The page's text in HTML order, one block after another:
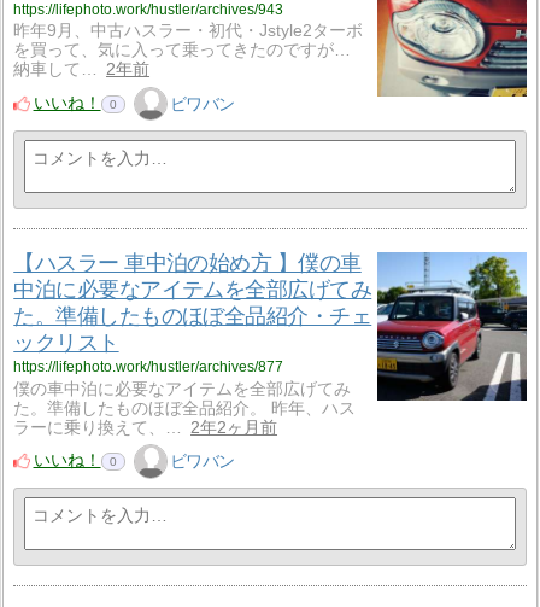
https://lifephoto.work/hustler/archives/943
昨年9月、中古ハスラー・初代・Jstyle2ターボ
を買って、気に入って乗ってきたのですが…
納車して…
2年前
いいね！
0 ビワバン
【ハスラー 車中泊の始め方 】僕の車
中泊に必要なアイテムを全部広げてみ
た。準備したものほぼ全品紹介・チェ
ックリスト
https://lifephoto.work/hustler/archives/877
僕の車中泊に必要なアイテムを全部広げてみ
た。準備したものほぼ全品紹介。 昨年、ハス
ラーに乗り換えて、…
2年2ヶ月前
いいね！
0 ビワバン